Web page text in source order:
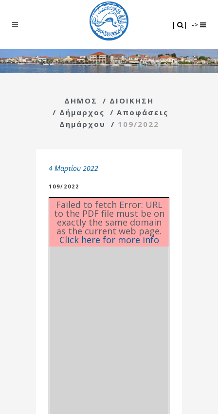
| | ->
ΔΗΜΟΣ / ΔΙΟΙΚΗΣΗ
/ Δήμαρχος / Αποφάσεις
Δημάρχου
/ 109/2022
4 Μαρτίου 2022
109/2022
Failed to fetch Error: URL
to the PDF file must be on
exactly the same domain
as the current web page.
Click here for more info